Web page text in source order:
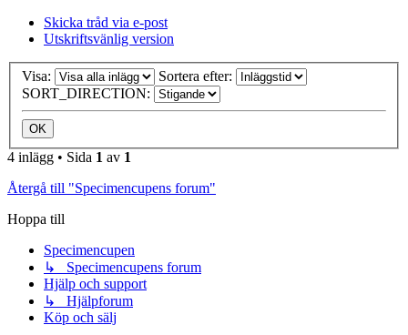
Skicka tråd via e-post
Utskriftsvänlig version
Visa:
Sortera efter:
SORT_DIRECTION:
4 inlägg • Sida 1 av 1
Återgå till "Specimencupens forum"
Hoppa till
Specimencupen
↳ Specimencupens forum
Hjälp och support
↳ Hjälpforum
Köp och sälj